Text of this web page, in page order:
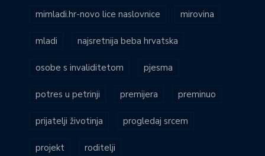
mimladi.hr-novo lice naslovnice mirovina
mladi najsretnija beba hrvatska
osobe s invaliditetom pjesma
potres u petrinji premijera preminuo
prijatelji životinja progledaj srcem
projekt roditelji